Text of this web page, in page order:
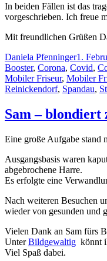
In beiden Fällen ist das
vorgeschrieben. Ich freue
Mit freundlichen Grüßen
Autor
Daniela Pfenninger
am
1.
Booster, Corona, Covid,
Mobiler Friseur, Mobiler
Reinickendorf, Spandau,
Sam – blondiert
Eine große Aufgabe stand
Ausgangsbasis waren
abgebrochene Harre.
Es erfolgte eine
Nach weiteren Besuchen
wieder von gesunden und
Vielen Dank an Sam fürs
UnterBildgewaltig könnt
Viel Spaß dabei.